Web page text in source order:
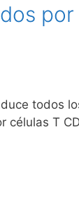
por
todos
células T